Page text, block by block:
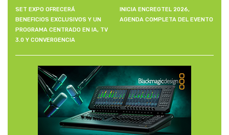
SET EXPO OFRECERÁ
BENEFICIOS EXCLUSIVOS Y UN
PROGRAMA CENTRADO EN IA, TV
3.0 Y CONVERGENCIA
INICIA ENCREGTEL 2026,
AGENDA COMPLETA DEL EVENTO